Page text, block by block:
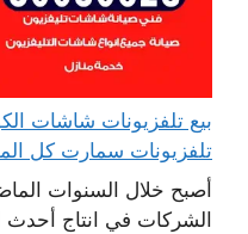
تلفزيونات سمارت كل
أصبح خلال السنوات
الشركات في انتاج أحدث